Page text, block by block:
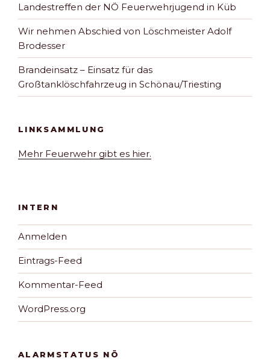
Landestreffen der NÖ Feuerwehrjugend in Küb
Wir nehmen Abschied von Löschmeister Adolf
Brodesser
Brandeinsatz – Einsatz für das
Großtanklöschfahrzeug in Schönau/Triesting
LINKSAMMLUNG
Mehr Feuerwehr gibt es hier.
INTERN
Anmelden
Eintrags-Feed
Kommentar-Feed
WordPress.org
ALARMSTATUS NÖ